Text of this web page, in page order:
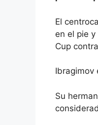
El
en el pie
Cup contra
Ibragimov
Su